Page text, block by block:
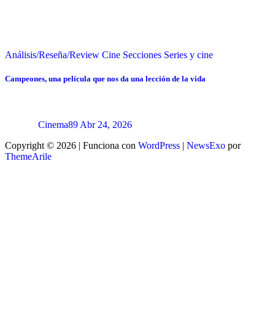
Análisis/Reseña/Review Cine Secciones Series y cine
Campeones, una película que nos da una lección de la vida
Cinema89 Abr 24, 2026
Copyright © 2026 | Funciona con WordPress | NewsExo por
ThemeArile